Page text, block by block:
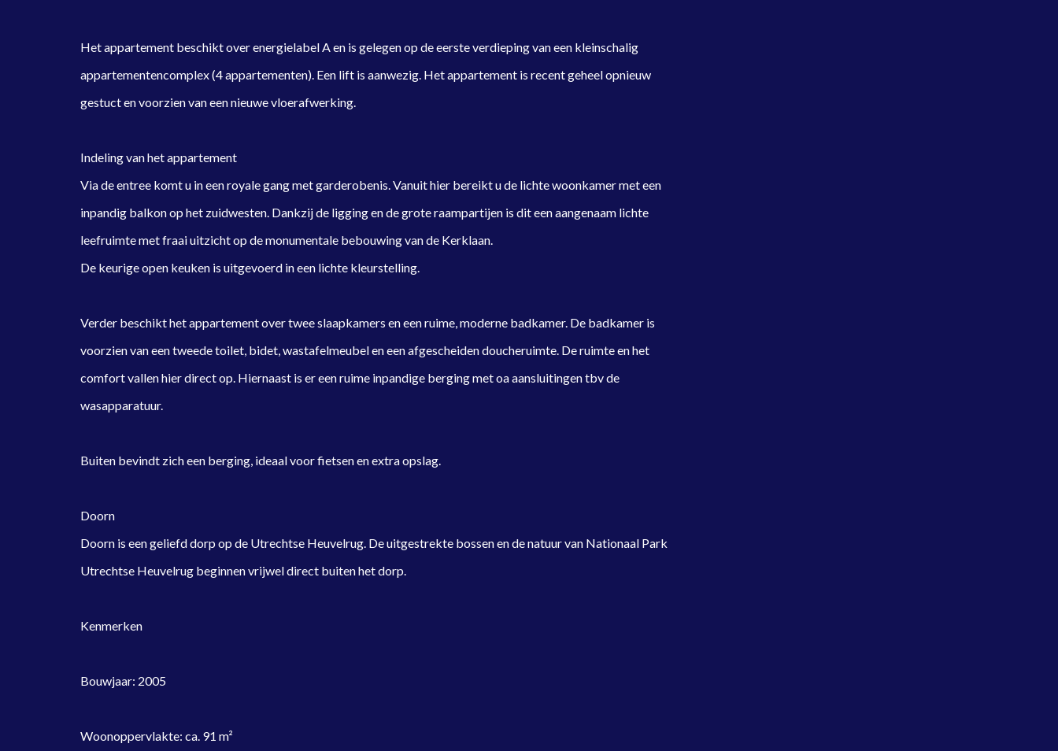
Het appartement beschikt over energielabel A en is gelegen op de eerste verdieping van een kleinschalig
appartementencomplex (4 appartementen). Een lift is aanwezig. Het appartement is recent geheel opnieuw
gestuct en voorzien van een nieuwe vloerafwerking.
Indeling van het appartement
Via de entree komt u in een royale gang met garderobenis. Vanuit hier bereikt u de lichte woonkamer met een
inpandig balkon op het zuidwesten. Dankzij de ligging en de grote raampartijen is dit een aangenaam lichte
leefruimte met fraai uitzicht op de monumentale bebouwing van de Kerklaan.
De keurige open keuken is uitgevoerd in een lichte kleurstelling.
Verder beschikt het appartement over twee slaapkamers en een ruime, moderne badkamer. De badkamer is
voorzien van een tweede toilet, bidet, wastafelmeubel en een afgescheiden doucheruimte. De ruimte en het
comfort vallen hier direct op. Hiernaast is er een ruime inpandige berging met oa aansluitingen tbv de
wasapparatuur.
Buiten bevindt zich een berging, ideaal voor fietsen en extra opslag.
Doorn
Doorn is een geliefd dorp op de Utrechtse Heuvelrug. De uitgestrekte bossen en de natuur van Nationaal Park
Utrechtse Heuvelrug beginnen vrijwel direct buiten het dorp.
Kenmerken
Bouwjaar: 2005
Woonoppervlakte: ca. 91 m²